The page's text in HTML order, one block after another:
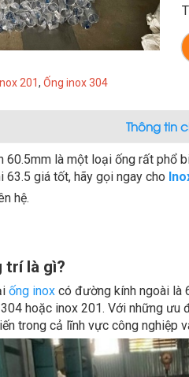
201, Ống inox 304
Thông tin
60.5mm là một loại ống rất phổ
giá tốt, hãy gọi ngay cho
hệ.
trí là gì?
ống inox có đường kính ngoài là
hoặc inox 201. Với những
trong cả lĩnh vực công nghiệp